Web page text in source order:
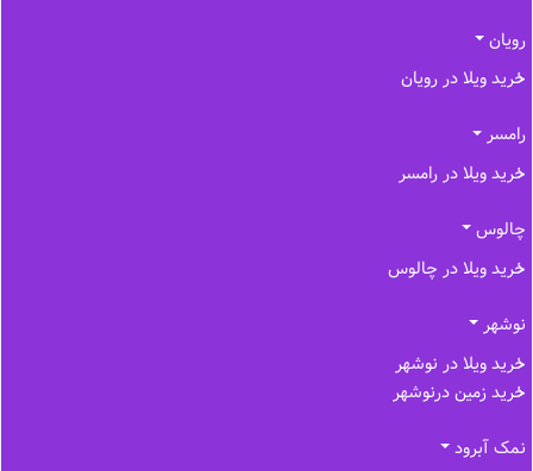
رویان
خرید ویلا در رویان
رامسر
خرید ویلا در رامسر
چالوس
خرید ویلا در چالوس
نوشهر
خرید ویلا در نوشهر
خرید زمین درنوشهر
نمک آبرود